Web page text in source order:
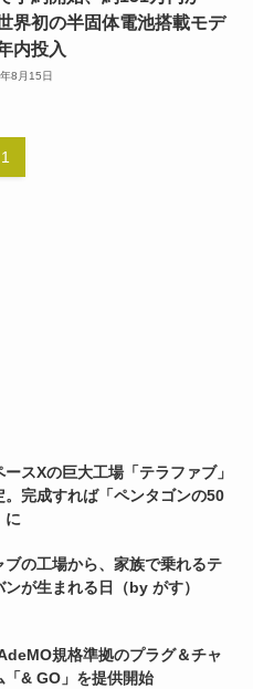
界初の半固体電池搭載モデ
内投入
8月15日
1
スXの巨大工場「テラファブ」
。完成すれば「ペンタゴンの50
に
ブの工場から、家族で乗れるテ
ンが生まれる日（by がす）
規格準拠のプラグ＆チャ
「& GO」を提供開始